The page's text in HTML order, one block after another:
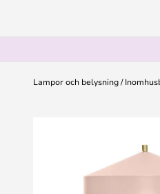
Lampor och belysning